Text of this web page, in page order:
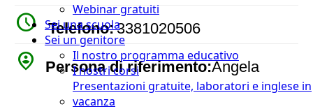
Webinar gratuiti
Sei una scuola
Sei un genitore
Il nostro programma educativo
I nostri corsi
Presentazioni gratuite, laboratori e inglese in
vacanza
watch_later Telefono:3381020506
person_pin_circle Persona di riferimento:Angela